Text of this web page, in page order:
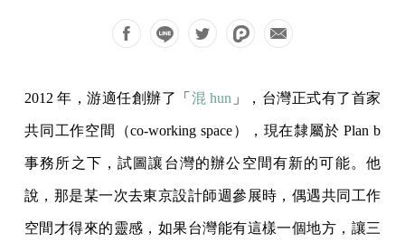
2012 年，游適任創辦了「 混 hun 」，台灣正式有了首家
共同工作空間（co-working space），現在隸屬於 Plan b
事務所之下，試圖讓台灣的辦公空間有新的可能。他
說，那是某一次去東京設計師週參展時，偶遇共同工作
空間才得來的靈感，如果台灣能有這樣一個地方，讓三